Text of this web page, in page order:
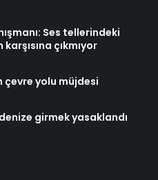
Ses tellerindeki
çıkmıyor
çevre yolu müjdesi
girmek yasaklandı